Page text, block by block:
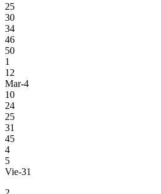
25
30
34
46
50
1
12
Mar-4
10
24
25
31
45
4
5
Vie-31